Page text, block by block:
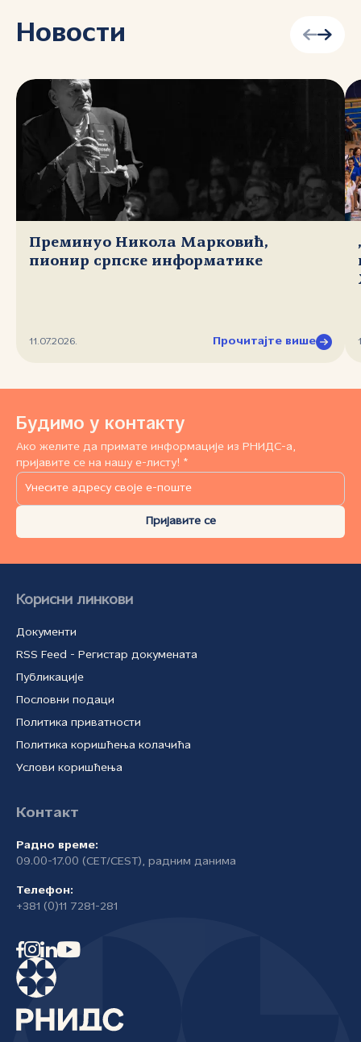
Новости
Преминуо Никола Марковић,
пионир српске информатике
11.07.2026. Прочитајте више
Будимо у контакту
Ако желите да примате информације из РНИДС-а,
пријавите се на нашу е-листу! *
Пријавите се
Корисни линкови
Документи
RSS Feed - Регистар докумената
Публикације
Пословни подаци
Политика приватности
Политика коришћења колачића
Услови коришћења
Контакт
Радно време:
09.00-17.00 (CET/CEST), радним данима
Телефон:
+381 (0)11 7281-281